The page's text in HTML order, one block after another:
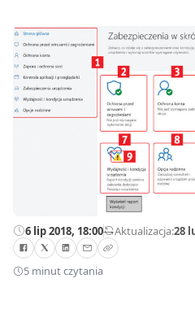
6 lip 2018, 18:00—Aktualizacja:28
5 minut czytania